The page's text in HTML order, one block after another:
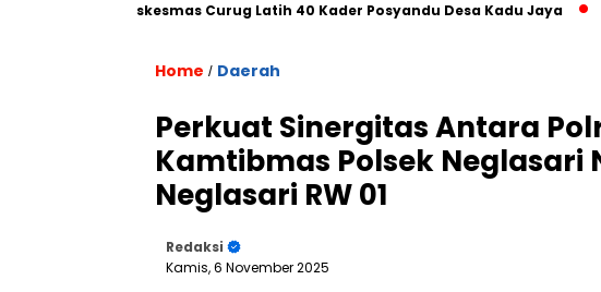
dan Puskesmas Curug Latih 40 Kader Posyandu Desa Kadu Jaya‎
Home / Daerah
Perkuat Sinergitas Antara
Kamtibmas Polsek Neglasari
Neglasari RW 01
Redaksi
Kamis, 6 November 2025